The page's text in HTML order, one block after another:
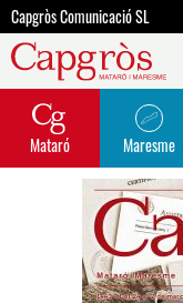
Capgròs Comunicació SL
Mataró Maresme